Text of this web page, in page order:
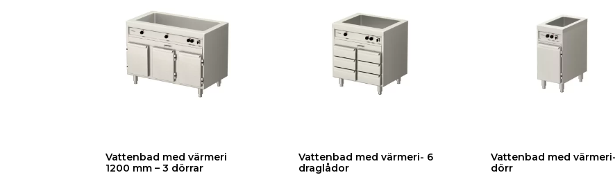
Vattenbad med värmeri
1200 mm – 3 dörrar
Vattenbad med värmeri- 6
draglådor
Vattenbad med
dörr